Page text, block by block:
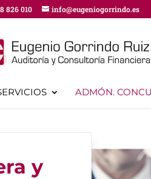
826 010 info@eugeniogorrindo.es
ADMÓN.
y